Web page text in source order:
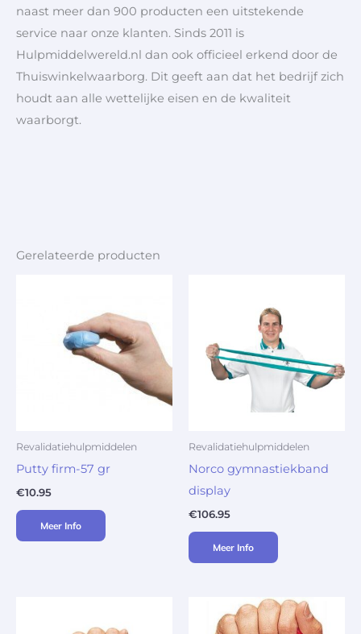
naast meer dan 900 producten een uitstekende
service naar onze klanten. Sinds 2011 is
Hulpmiddelwereld.nl dan ook officieel erkend door de
Thuiswinkelwaarborg. Dit geeft aan dat het bedrijf zich
houdt aan alle wettelijke eisen en de kwaliteit
waarborgt.
Gerelateerde producten
Revalidatiehulpmiddelen
Putty firm-57 gr
€10.95
Meer Info
Revalidatiehulpmiddelen
Norco gymnastiekband
display
€106.95
Meer Info